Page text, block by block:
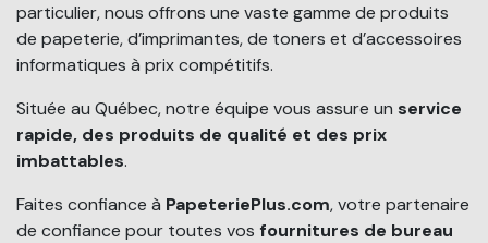
particulier, nous offrons une vaste gamme de produits
de papeterie, d’imprimantes, de toners et d’accessoires
informatiques à prix compétitifs.
Située au Québec, notre équipe vous assure un service
rapide, des produits de qualité et des prix
imbattables.
Faites confiance à PapeteriePlus.com, votre partenaire
de confiance pour toutes vos fournitures de bureau